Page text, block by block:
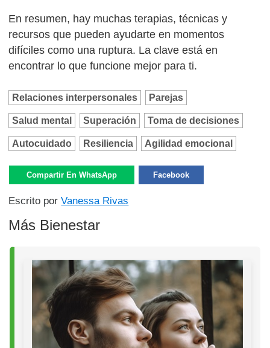
En resumen, hay muchas terapias, técnicas y
recursos que pueden ayudarte en momentos
difíciles como una ruptura. La clave está en
encontrar lo que funcione mejor para ti.
Relaciones interpersonales Parejas
Salud mental Superación Toma de decisiones
Autocuidado Resiliencia Agilidad emocional
Compartir En WhatsApp Facebook
Escrito porVanessa Rivas
Más Bienestar